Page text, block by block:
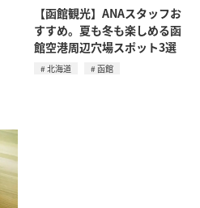
【函館観光】ANAスタッフお
すすめ。夏も冬も楽しめる函
館空港周辺穴場スポット3選
北海道 函館